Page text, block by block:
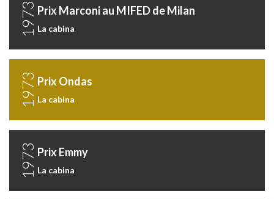
1973 Prix Marconi au MIFED de Milan
La cabina
1973 Prix Ondas
La cabina
1973 Prix Emmy
La cabina